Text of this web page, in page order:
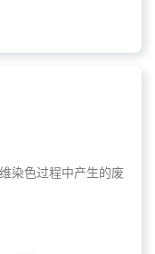
染色过程中产生的废